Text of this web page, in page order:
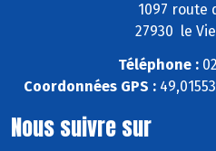
1097 route
27930 le
Téléphone :
Coordonnées GPS :
Nous suivre sur